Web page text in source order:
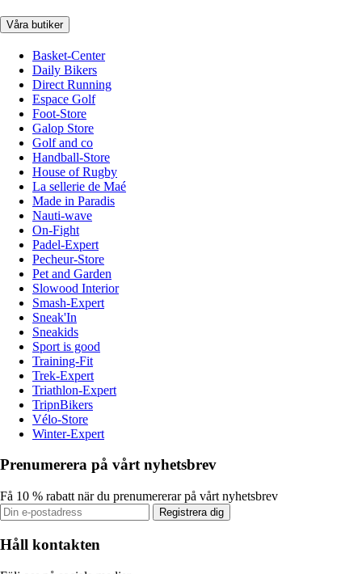
Våra butiker
Basket-Center
Daily Bikers
Direct Running
Espace Golf
Foot-Store
Galop Store
Golf and co
Handball-Store
House of Rugby
La sellerie de Maé
Made in Paradis
Nauti-wave
On-Fight
Padel-Expert
Pecheur-Store
Pet and Garden
Slowood Interior
Smash-Expert
Sneak'In
Sneakids
Sport is good
Training-Fit
Trek-Expert
Triathlon-Expert
TripnBikers
Vélo-Store
Winter-Expert
Prenumerera på vårt nyhetsbrev
Få 10 % rabatt när du prenumererar på vårt nyhetsbrev
Registrera dig
Håll kontakten